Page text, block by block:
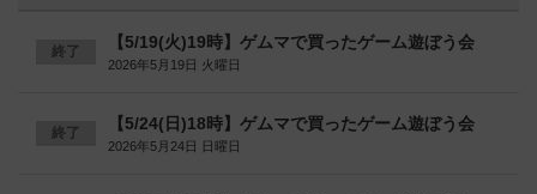
終了 【5/19(火)19時】ゲムマで買ったゲーム遊ぼう会
2026年5月19日 火曜日
終了 【5/24(日)18時】ゲムマで買ったゲーム遊ぼう会
2026年5月24日 日曜日